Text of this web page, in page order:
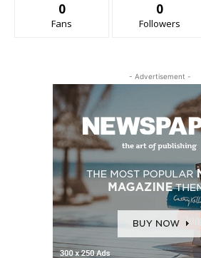
0
Fans
0
Followers
- Advertisement -